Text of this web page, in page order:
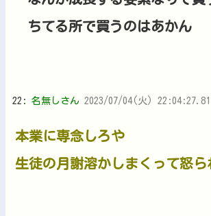
ちてる所で買うのはあかん
22: 名無しさん 2023/07/04(火) 22:04:27.81
本業に専念しろや
生徒の月謝溶かしまくって怒ら